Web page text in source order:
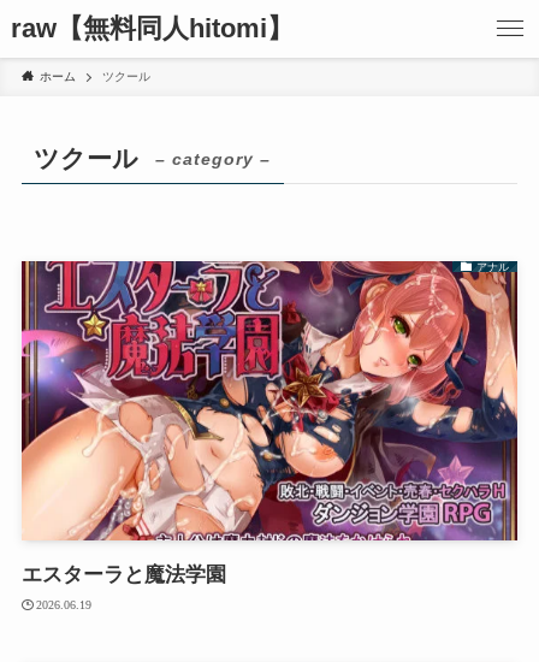
raw【無料同人hitomi】
ホーム ツクール
ツクール – category –
アナル
エスターラと魔法学園
2026.06.19